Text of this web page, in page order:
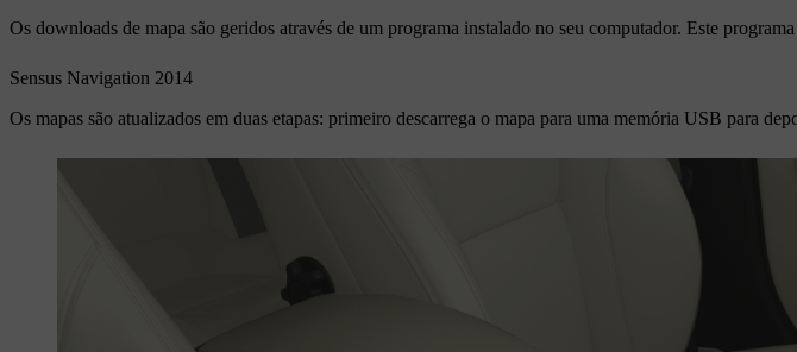
Os downloads de mapa são geridos através de um programa instalado no seu computador. Este
Sensus Navigation 2014
Os mapas são atualizados em duas etapas: primeiro descarrega o mapa para uma memória USB para